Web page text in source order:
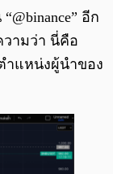
อีก
ามว่า นี่คือ
แหน่งผู้นำของ